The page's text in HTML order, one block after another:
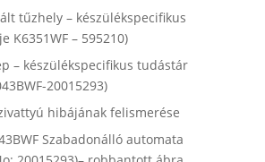
tűzhely – készülékspecifikus
K6351WF – 595210)
– készülékspecifikus tudástár
20015293)
hibájának felismerése
Szabadonálló automata